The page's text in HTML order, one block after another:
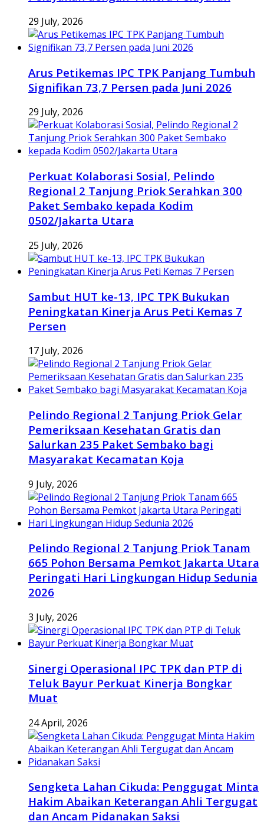
29 July, 2026
Arus Petikemas IPC TPK Panjang Tumbuh
Signifikan 73,7 Persen pada Juni 2026
29 July, 2026
Perkuat Kolaborasi Sosial, Pelindo
Regional 2 Tanjung Priok Serahkan 300
Paket Sembako kepada Kodim
0502/Jakarta Utara
25 July, 2026
Sambut HUT ke-13, IPC TPK Bukukan
Peningkatan Kinerja Arus Peti Kemas 7
Persen
17 July, 2026
Pelindo Regional 2 Tanjung Priok Gelar
Pemeriksaan Kesehatan Gratis dan
Salurkan 235 Paket Sembako bagi
Masyarakat Kecamatan Koja
9 July, 2026
Pelindo Regional 2 Tanjung Priok Tanam
665 Pohon Bersama Pemkot Jakarta Utara
Peringati Hari Lingkungan Hidup Sedunia
2026
3 July, 2026
Sinergi Operasional IPC TPK dan PTP di
Teluk Bayur Perkuat Kinerja Bongkar
Muat
24 April, 2026
Sengketa Lahan Cikuda: Penggugat Minta
Hakim Abaikan Keterangan Ahli Tergugat
dan Ancam Pidanakan Saksi